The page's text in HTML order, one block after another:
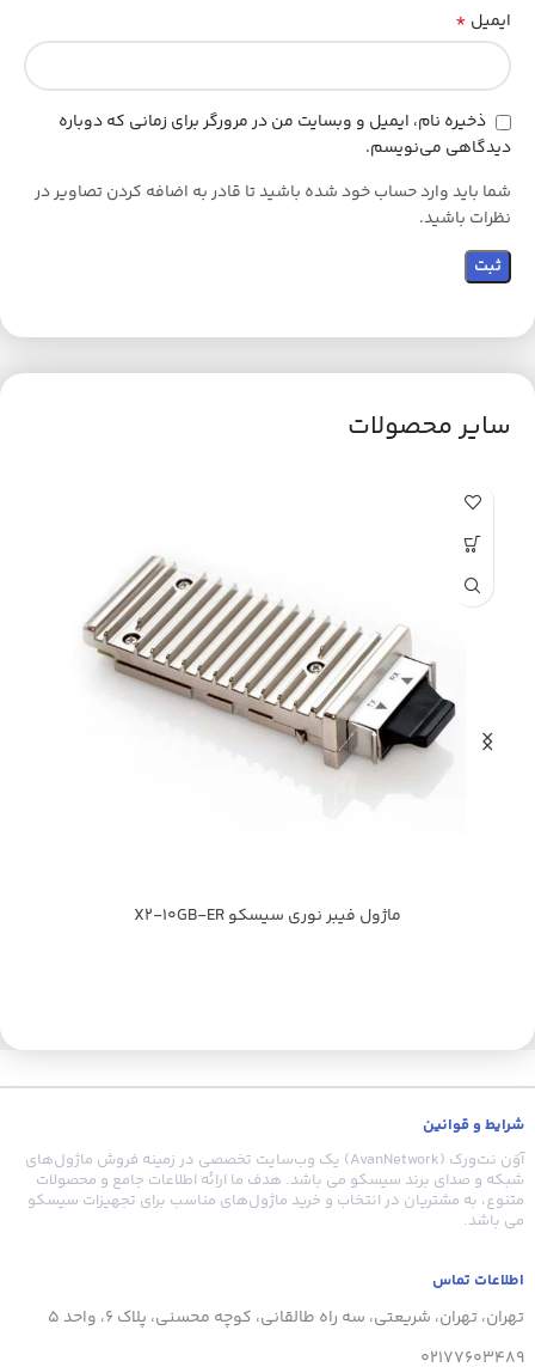
ایمیل *
ذخیره نام، ایمیل و وبسایت من در مرورگر برای زمانی که دوباره
دیدگاهی می‌نویسم.
شما باید وارد حساب خود شده باشید تا قادر به اضافه کردن تصاویر در
نظرات باشید.
سایر محصولات
ماژول فیبر نوری سیسکو X2-10GB-ER
شرایط و قوانین
آوَن نت‌ورک (AvanNetwork) یک وب‌سایت تخصصی در زمینه فروش ماژول‌های
شبکه و صدای برند سیسکو می باشد. هدف ما ارائه اطلاعات جامع و محصولات
متنوع، به مشتریان در انتخاب و خرید ماژول‌های مناسب برای تجهیزات سیسکو
می باشد.
اطلاعات تماس
تهران، تهران، شریعتی، سه راه طالقانی، کوچه محسنی، پلاک 6، واحد 5
02177603489